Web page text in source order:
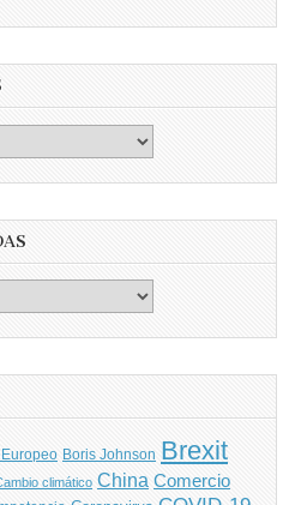
Boris Johnson Brexit
climático China Comercio